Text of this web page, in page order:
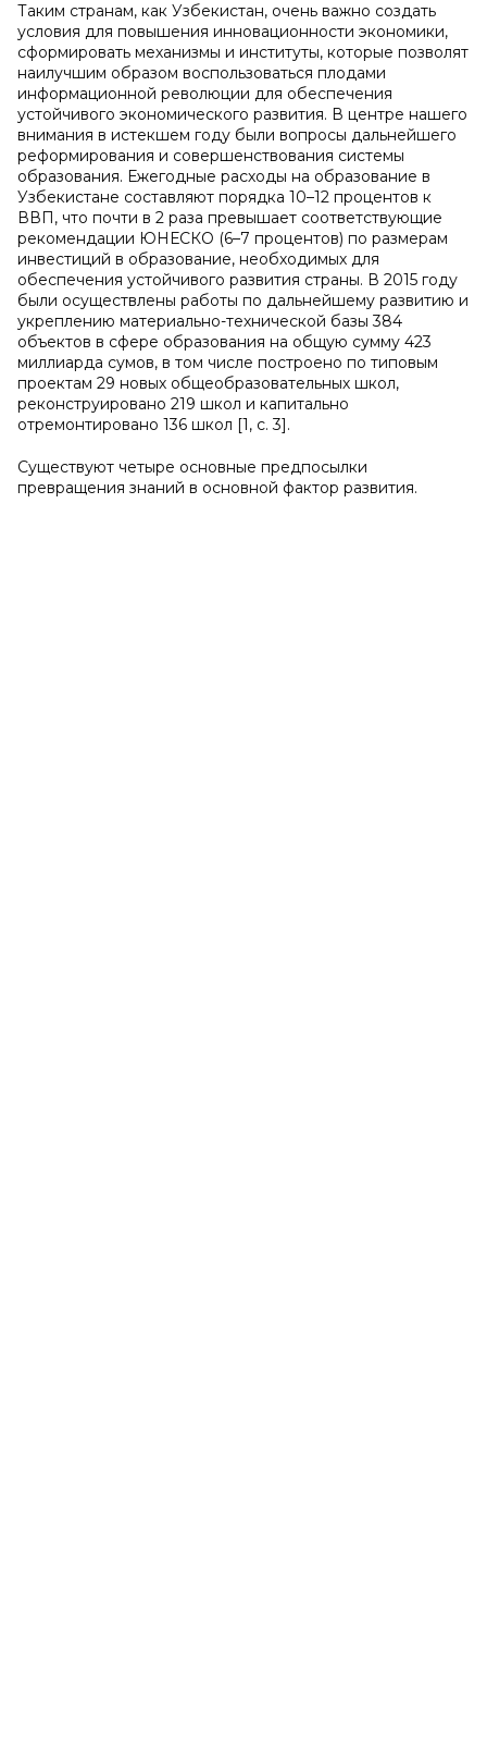
Таким странам, как Узбекистан, очень важно создать
условия для повышения инновационности экономики,
сформировать механизмы и институты, которые позволят
наилучшим образом воспользоваться плодами
информационной революции для обеспечения
устойчивого экономического развития. В центре нашего
внимания в истекшем году были вопросы дальнейшего
реформирования и совершенствования системы
образования. Ежегодные расходы на образование в
Узбекистане составляют порядка 10–12 процентов к
ВВП, что почти в 2 раза превышает соответствующие
рекомендации ЮНЕСКО (6–7 процентов) по размерам
инвестиций в образование, необходимых для
обеспечения устойчивого развития страны. В 2015 году
были осуществлены работы по дальнейшему развитию и
укреплению материально-технической базы 384
объектов в сфере образования на общую сумму 423
миллиарда сумов, в том числе построено по типовым
проектам 29 новых общеобразовательных школ,
реконструировано 219 школ и капитально
отремонтировано 136 школ [1, с. 3].
Существуют четыре основные предпосылки
превращения знаний в основной фактор развития.